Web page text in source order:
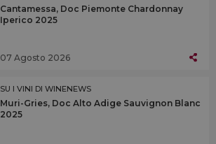
Cantamessa, Doc Piemonte Chardonnay
Iperico 2025
07 Agosto 2026
SU I VINI DI WINENEWS
Muri-Gries, Doc Alto Adige Sauvignon Blanc
2025